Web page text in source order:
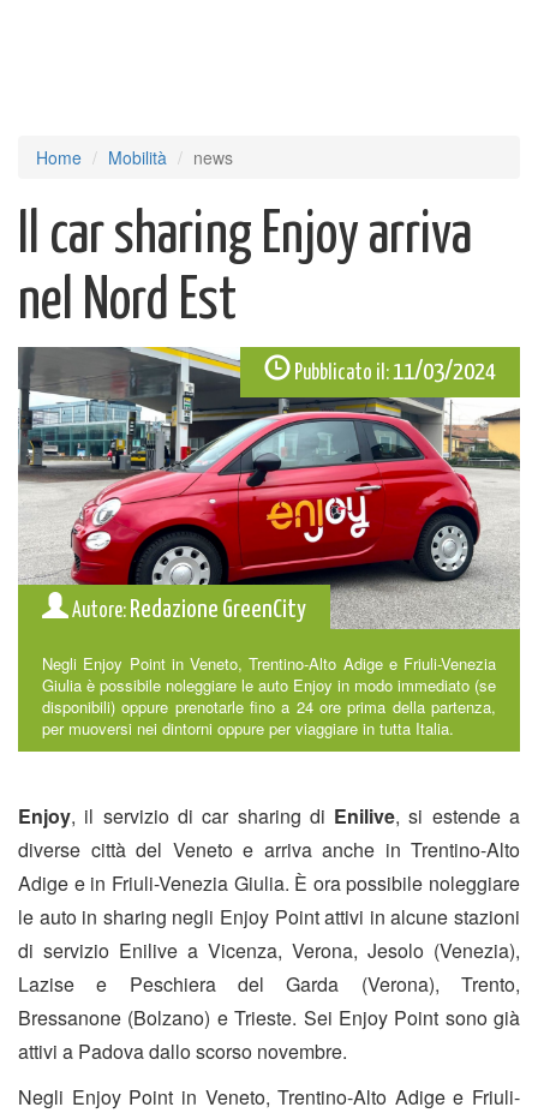
Home Mobilità news
Il car sharing Enjoy arriva
nel Nord Est
Pubblicato il:11/03/2024
Autore: Redazione GreenCity
Negli Enjoy Point in Veneto, Trentino-Alto Adige e Friuli-Venezia
Giulia è possibile noleggiare le auto Enjoy in modo immediato (se
disponibili) oppure prenotarle fino a 24 ore prima della partenza,
per muoversi nei dintorni oppure per viaggiare in tutta Italia.
Enjoy, il servizio di car sharing di Enilive, si estende a
diverse città del Veneto e arriva anche in Trentino-Alto
Adige e in Friuli-Venezia Giulia. È ora possibile noleggiare
le auto in sharing negli Enjoy Point attivi in alcune stazioni
di servizio Enilive a Vicenza, Verona, Jesolo (Venezia),
Lazise e Peschiera del Garda (Verona), Trento,
Bressanone (Bolzano) e Trieste. Sei Enjoy Point sono già
attivi a Padova dallo scorso novembre.
Negli Enjoy Point in Veneto, Trentino-Alto Adige e Friuli-